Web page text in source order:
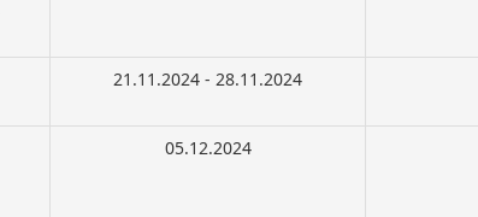
21.11.2024 - 28.11.2024
05.12.2024